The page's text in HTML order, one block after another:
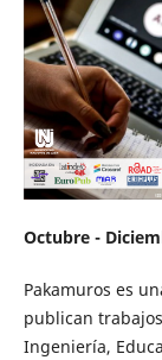
Octubre -
Pakamuros es
publican
Ingeniería,